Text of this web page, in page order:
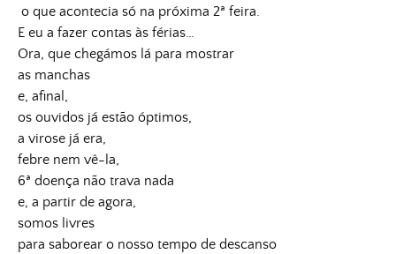
o que acontecia só na próxima 2ª feira.
E eu a fazer contas às férias…
Ora, que chegámos lá para mostrar
as manchas
e, afinal,
os ouvidos já estão óptimos,
a virose já era,
febre nem vê-la,
6ª doença não trava nada
e, a partir de agora,
somos livres
para saborear o nosso tempo de descanso